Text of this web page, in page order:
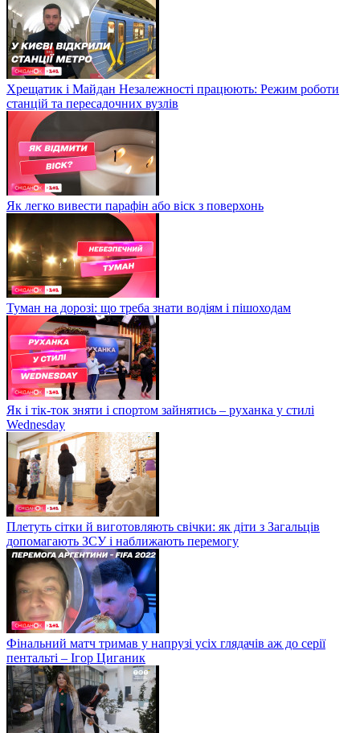
Хрещатик і Майдан Незалежності працюють: Режим роботи
станцій та пересадочних вузлів
Як легко вивести парафін або віск з поверхонь
Туман на дорозі: що треба знати водіям і пішоходам
Як і тік-ток зняти і спортом зайнятись – руханка у стилі
Wednesday
Плетуть сітки й виготовляють свічки: як діти з Загальців
допомагають ЗСУ і наближають перемогу
Фінальний матч тримав у напрузі усіх глядачів аж до серії
пентальті – Ігор Циганик